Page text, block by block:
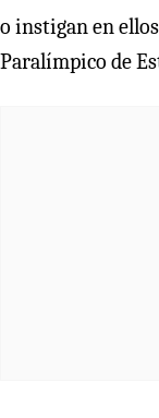
o instigan en
Paralímpico de